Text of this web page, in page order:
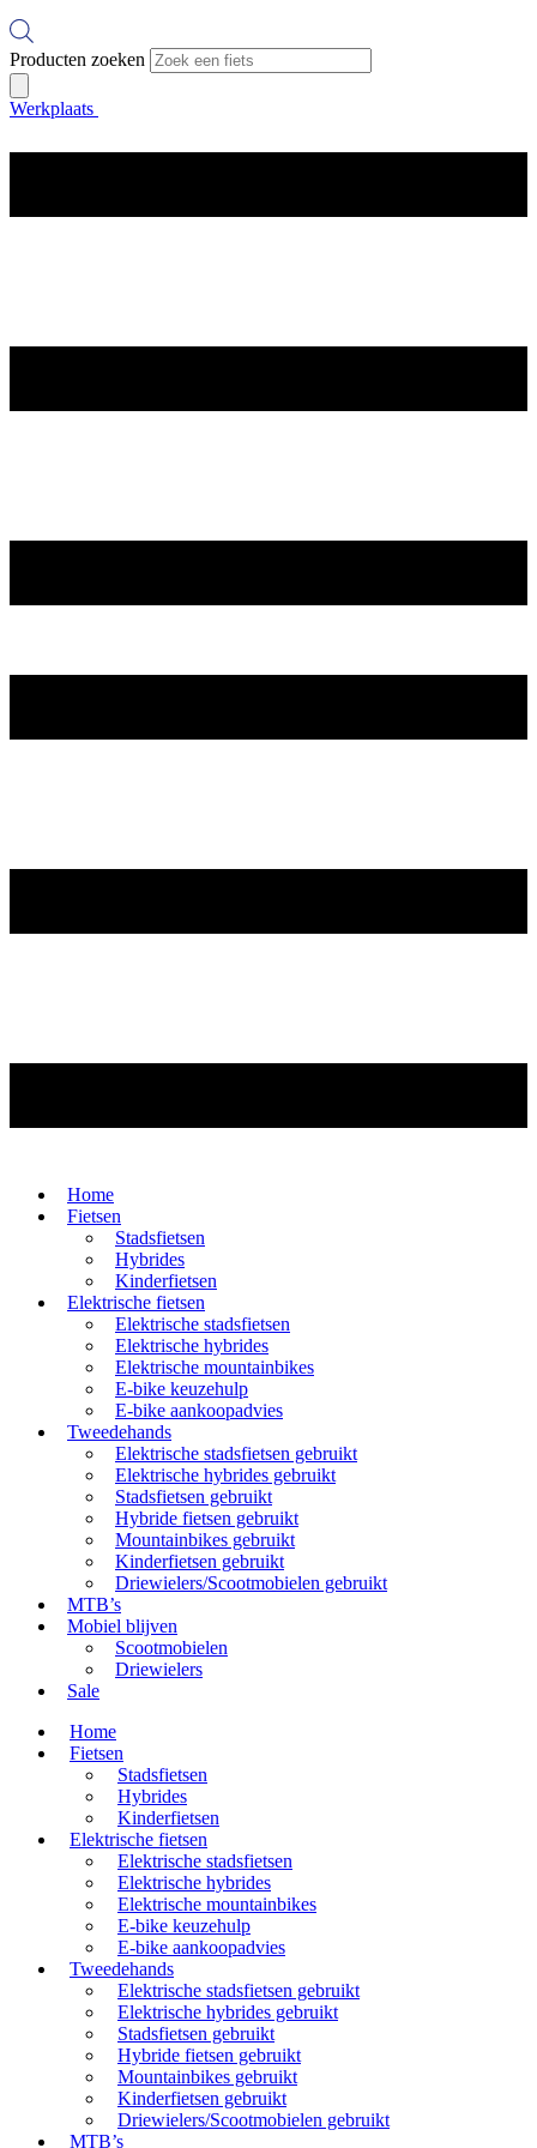
Producten zoeken
Werkplaats
Home
Fietsen
Stadsfietsen
Hybrides
Kinderfietsen
Elektrische fietsen
Elektrische stadsfietsen
Elektrische hybrides
Elektrische mountainbikes
E-bike keuzehulp
E-bike aankoopadvies
Tweedehands
Elektrische stadsfietsen gebruikt
Elektrische hybrides gebruikt
Stadsfietsen gebruikt
Hybride fietsen gebruikt
Mountainbikes gebruikt
Kinderfietsen gebruikt
Driewielers/Scootmobielen gebruikt
MTB’s
Mobiel blijven
Scootmobielen
Driewielers
Sale
Home
Fietsen
Stadsfietsen
Hybrides
Kinderfietsen
Elektrische fietsen
Elektrische stadsfietsen
Elektrische hybrides
Elektrische mountainbikes
E-bike keuzehulp
E-bike aankoopadvies
Tweedehands
Elektrische stadsfietsen gebruikt
Elektrische hybrides gebruikt
Stadsfietsen gebruikt
Hybride fietsen gebruikt
Mountainbikes gebruikt
Kinderfietsen gebruikt
Driewielers/Scootmobielen gebruikt
MTB’s